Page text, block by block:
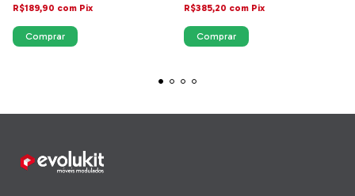
R$189,90 com Pix R$385,20 com Pix